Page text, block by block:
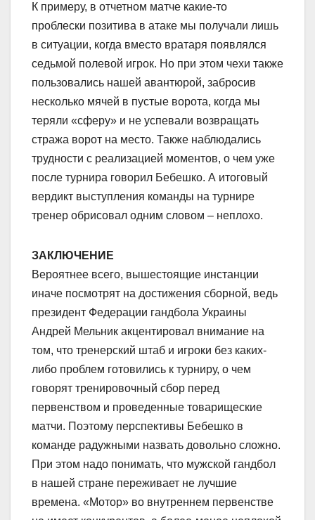
К примеру, в отчетном матче какие-то
проблески позитива в атаке мы получали лишь
в ситуации, когда вместо вратаря появлялся
седьмой полевой игрок. Но при этом чехи также
пользовались нашей авантюрой, забросив
несколько мячей в пустые ворота, когда мы
теряли «сферу» и не успевали возвращать
стража ворот на место. Также наблюдались
трудности с реализацией моментов, о чем уже
после турнира говорил Бебешко. А итоговый
вердикт выступления команды на турнире
тренер обрисовал одним словом – неплохо.
ЗАКЛЮЧЕНИЕ
Вероятнее всего, вышестоящие инстанции
иначе посмотрят на достижения сборной, ведь
президент Федерации гандбола Украины
Андрей Мельник акцентировал внимание на
том, что тренерский штаб и игроки без каких-
либо проблем готовились к турниру, о чем
говорят тренировочный сбор перед
первенством и проведенные товарищеские
матчи. Поэтому перспективы Бебешко в
команде радужными назвать довольно сложно.
При этом надо понимать, что мужской гандбол
в нашей стране переживает не лучшие
времена. «Мотор» во внутреннем первенстве